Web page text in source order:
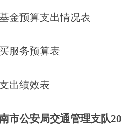
金预算支出情况表
服务预算表
出绩效表
市公安局交通管理支队